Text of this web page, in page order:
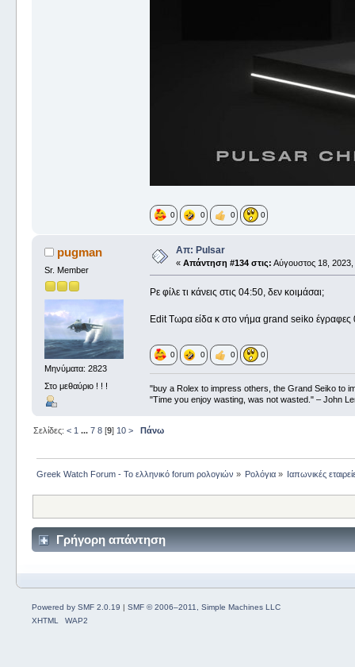
0 0 0 0
pugman
Sr. Member
Μηνύματα: 2823
Στο μεθαύριο ! ! !
Απ: Pulsar
« Απάντηση #134 στις: Αύγουστος 18,
Ρε φίλε τι κάνεις στις 04:50, δεν κοιμάσαι;
Edit Τωρα είδα κ στο νήμα grand seiko έγραφες
0 0 0 0
"buy a Rolex to impress others, the Grand Seiko to
"Time you enjoy wasting, was not wasted." – John
Σελίδες: < 1 ... 7 8[9] 10 > Πάνω
Greek Watch Forum - Το ελληνικό forum ρολογιών » Ρολόγια » Ιαπωνικές
Γρήγορη απάντηση
Powered by SMF 2.0.19 | SMF © 2006–2011, Simple Machines LLC
XHTML
WAP2